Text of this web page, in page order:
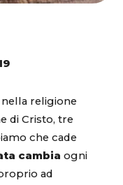
nella religione
di Cristo, tre
che cade
cambia ogni
ad